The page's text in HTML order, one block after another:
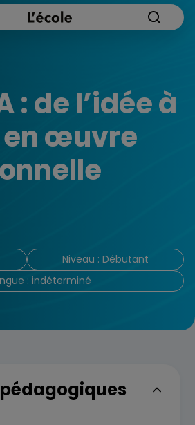
: de l’idée à
en œuvre
Niveau : Débutant
: indéterminé